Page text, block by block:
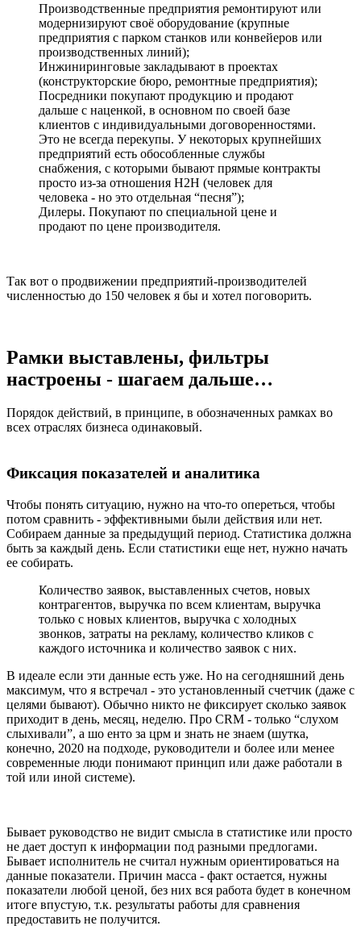
Производственные предприятия ремонтируют или
модернизируют своё оборудование (крупные
предприятия с парком станков или конвейеров или
производственных линий);
Инжиниринговые закладывают в проектах
(конструкторские бюро, ремонтные предприятия);
Посредники покупают продукцию и продают
дальше с наценкой, в основном по своей базе
клиентов с индивидуальными договоренностями.
Это не всегда перекупы. У некоторых крупнейших
предприятий есть обособленные службы
снабжения, с которыми бывают прямые контракты
просто из-за отношения H2H (человек для
человека - но это отдельная “песня”);
Дилеры. Покупают по специальной цене и
продают по цене производителя.
Так вот о продвижении предприятий-производителей
численностью до 150 человек я бы и хотел поговорить.
Рамки выставлены, фильтры
настроены - шагаем дальше…
Порядок действий, в принципе, в обозначенных рамках во
всех отраслях бизнеса одинаковый.
Фиксация показателей и аналитика
Чтобы понять ситуацию, нужно на что-то опереться, чтобы
потом сравнить - эффективными были действия или нет.
Собираем данные за предыдущий период. Статистика должна
быть за каждый день. Если статистики еще нет, нужно начать
ее собирать.
Количество заявок, выставленных счетов, новых
контрагентов, выручка по всем клиентам, выручка
только с новых клиентов, выручка с холодных
звонков, затраты на рекламу, количество кликов с
каждого источника и количество заявок с них.
В идеале если эти данные есть уже. Но на сегодняшний день
максимум, что я встречал - это установленный счетчик (даже с
целями бывают). Обычно никто не фиксирует сколько заявок
приходит в день, месяц, неделю. Про CRM - только “слухом
слыхивали”, а шо енто за црм и знать не знаем (шутка,
конечно, 2020 на подходе, руководители и более или менее
современные люди понимают принцип или даже работали в
той или иной системе).
Бывает руководство не видит смысла в статистике или просто
не дает доступ к информации под разными предлогами.
Бывает исполнитель не считал нужным ориентироваться на
данные показатели. Причин масса - факт остается, нужны
показатели любой ценой, без них вся работа будет в конечном
итоге впустую, т.к. результаты работы для сравнения
предоставить не получится.